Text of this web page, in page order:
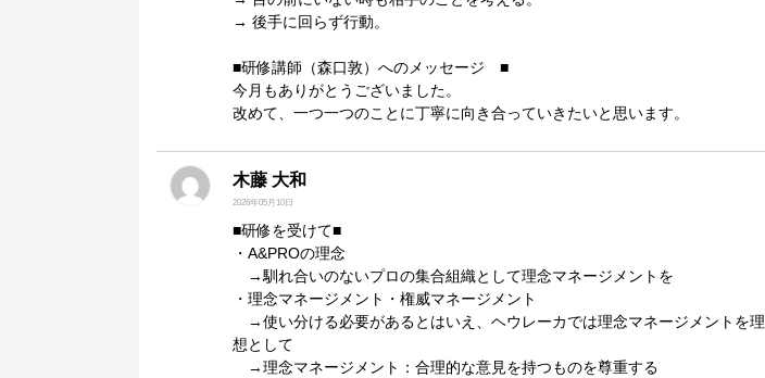
→ 後手に回らず行動。
■研修講師（森口敦）へのメッセージ ■
今月もありがとうございました。
改めて、一つ一つのことに丁寧に向き合っていきたいと思います。
木藤 大和
2026年05月10日
■研修を受けて■
・A&PROの理念
→馴れ合いのないプロの集合組織として理念マネージメントを
・理念マネージメント・権威マネージメント
→使い分ける必要があるとはいえ、ヘウレーカでは理念マネージメントを理
想として
→理念マネージメント：合理的な意見を持つものを尊重する